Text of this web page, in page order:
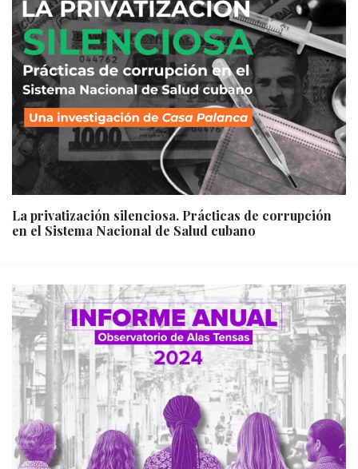
La privatización silenciosa. Prácticas de corrupción
en el Sistema Nacional de Salud cubano